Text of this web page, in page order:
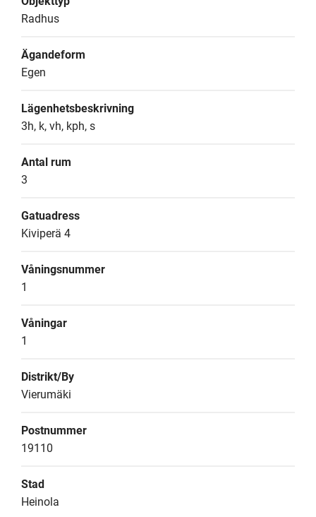
Radhus
Ägandeform
Egen
Lägenhetsbeskrivning
3h, k, vh, kph, s
Antal rum
3
Gatuadress
Kiviperä 4
Våningsnummer
1
Våningar
1
Distrikt/By
Vierumäki
Postnummer
19110
Stad
Heinola